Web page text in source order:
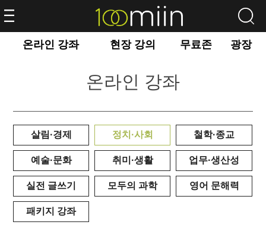
온라인 강좌 현장 강의 무료존 광장
온라인 강좌
살림·경제 정치·사회 철학·종교
예술·문화 취미·생활 업무·생산성
실전 글쓰기 모두의 과학 영어 문해력
패키지 강좌